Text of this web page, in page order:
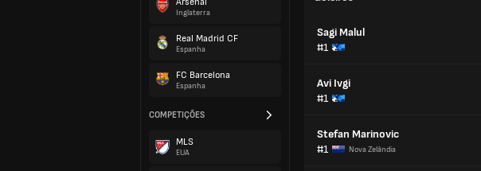
Inglaterra
Real Madrid CF
Espanha
FC Barcelona
Espanha
COMPETIÇÕES
MLS
EUA
Sagi Malul
#1
Avi Ivgi
#1
Stefan Marinovic
#1
Nova Zelândia